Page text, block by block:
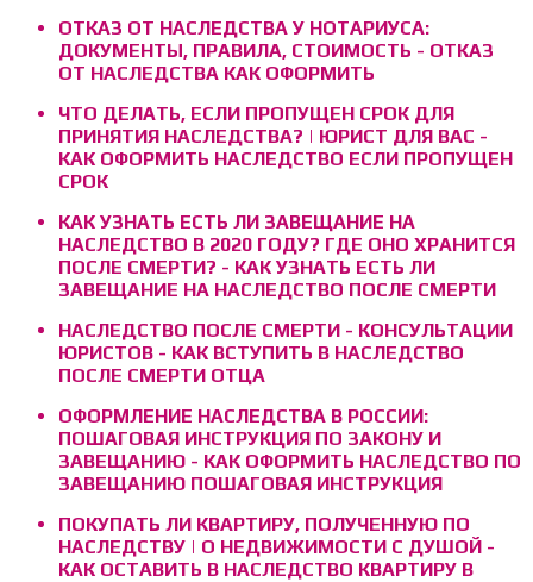
ОТКАЗ ОТ НАСЛЕДСТВА У НОТАРИУСА:
ДОКУМЕНТЫ, ПРАВИЛА, СТОИМОСТЬ - ОТКАЗ
ОТ НАСЛЕДСТВА КАК ОФОРМИТЬ
ЧТО ДЕЛАТЬ, ЕСЛИ ПРОПУЩЕН СРОК ДЛЯ
ПРИНЯТИЯ НАСЛЕДСТВА? | ЮРИСТ ДЛЯ ВАС -
КАК ОФОРМИТЬ НАСЛЕДСТВО ЕСЛИ ПРОПУЩЕН
СРОК
КАК УЗНАТЬ ЕСТЬ ЛИ ЗАВЕЩАНИЕ НА
НАСЛЕДСТВО В 2020 ГОДУ? ГДЕ ОНО ХРАНИТСЯ
ПОСЛЕ СМЕРТИ? - КАК УЗНАТЬ ЕСТЬ ЛИ
ЗАВЕЩАНИЕ НА НАСЛЕДСТВО ПОСЛЕ СМЕРТИ
НАСЛЕДСТВО ПОСЛЕ СМЕРТИ - КОНСУЛЬТАЦИИ
ЮРИСТОВ - КАК ВСТУПИТЬ В НАСЛЕДСТВО
ПОСЛЕ СМЕРТИ ОТЦА
ОФОРМЛЕНИЕ НАСЛЕДСТВА В РОССИИ:
ПОШАГОВАЯ ИНСТРУКЦИЯ ПО ЗАКОНУ И
ЗАВЕЩАНИЮ - КАК ОФОРМИТЬ НАСЛЕДСТВО ПО
ЗАВЕЩАНИЮ ПОШАГОВАЯ ИНСТРУКЦИЯ
ПОКУПАТЬ ЛИ КВАРТИРУ, ПОЛУЧЕННУЮ ПО
НАСЛЕДСТВУ | О НЕДВИЖИМОСТИ С ДУШОЙ -
КАК ОСТАВИТЬ В НАСЛЕДСТВО КВАРТИРУ В